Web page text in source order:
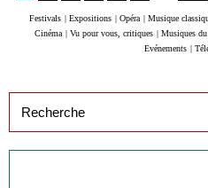
Festivals Expositions Opéra Musique
Cinéma
Vu pour vous, critiques Musiques
Evénements